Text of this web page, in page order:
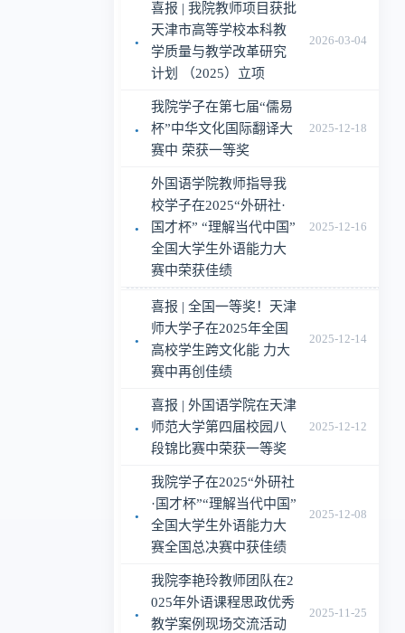
·
喜报 | 我院教师项目获批
天津市高等学校本科教
学质量与教学改革研究
计划 （2025）立项
2026-03-04
·
我院学子在第七届“儒易
杯”中华文化国际翻译大
赛中 荣获一等奖
2025-12-18
·
外国语学院教师指导我
校学子在2025“外研社·
国才杯” “理解当代中国”
全国大学生外语能力大
赛中荣获佳绩
2025-12-16
·
喜报 | 全国一等奖！天津
师大学子在2025年全国
高校学生跨文化能 力大
赛中再创佳绩
2025-12-14
·
喜报 | 外国语学院在天津
师范大学第四届校园八
段锦比赛中荣获一等奖
2025-12-12
·
我院学子在2025“外研社
·国才杯”“理解当代中国”
全国大学生外语能力大
赛全国总决赛中获佳绩
2025-12-08
·
我院李艳玲教师团队在2
025年外语课程思政优秀
教学案例现场交流活动
2025-11-25